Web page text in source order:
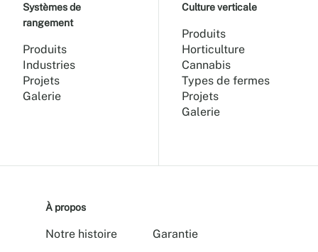
Systèmes de
rangement
Produits
Industries
Projets
Galerie
Culture verticale
Produits
Horticulture
Cannabis
Types de fermes
Projets
Galerie
À propos
Notre histoire
Garantie